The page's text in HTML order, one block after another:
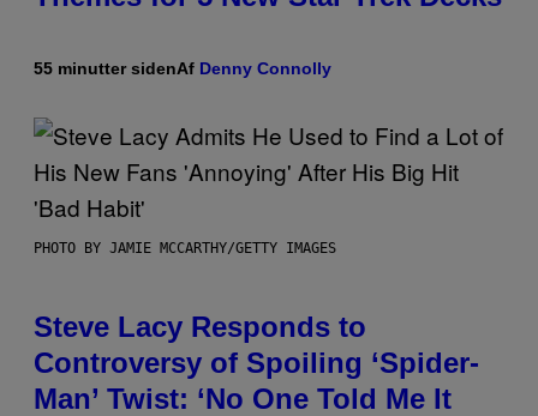
55 minutter sidenAf Denny Connolly
PHOTO BY JAMIE MCCARTHY/GETTY IMAGES
Steve Lacy Responds to
Controversy of Spoiling ‘Spider-
Man’ Twist: ‘No One Told Me It